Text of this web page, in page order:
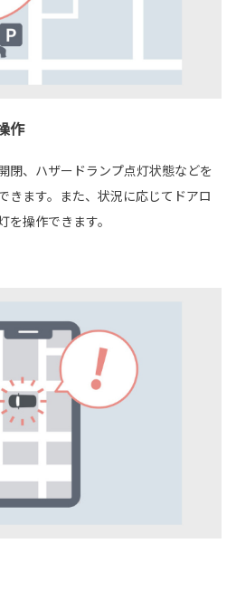
作
閉、ハザードランプ点灯状態などを
きます。また、状況に応じてドアロ
操作できます。